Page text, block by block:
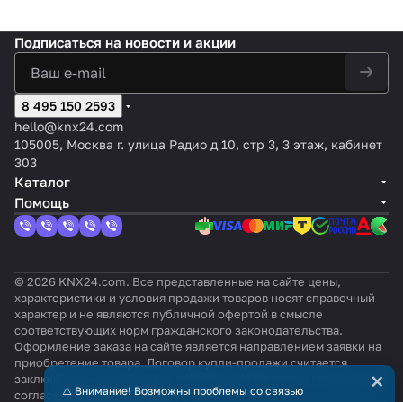
Подписаться на новости и акции
8 495 150 2593
hello@knx24.com
105005, Москва г. улица Радио д 10, стр 3, 3 этаж, кабинет
303
Каталог
Помощь
© 2026 KNX24.com. Все представленные на сайте цены,
характеристики и условия продажи товаров носят справочный
характер и не являются публичной офертой в смысле
соответствующих норм гражданского законодательства.
Оформление заказа на сайте является направлением заявки на
приобретение товара. Договор купли-продажи считается
заключённым только после подтверждения заказа продавцом и
согласования всех условий.
⚠️ Внимание! Возможны проблемы со связью ×